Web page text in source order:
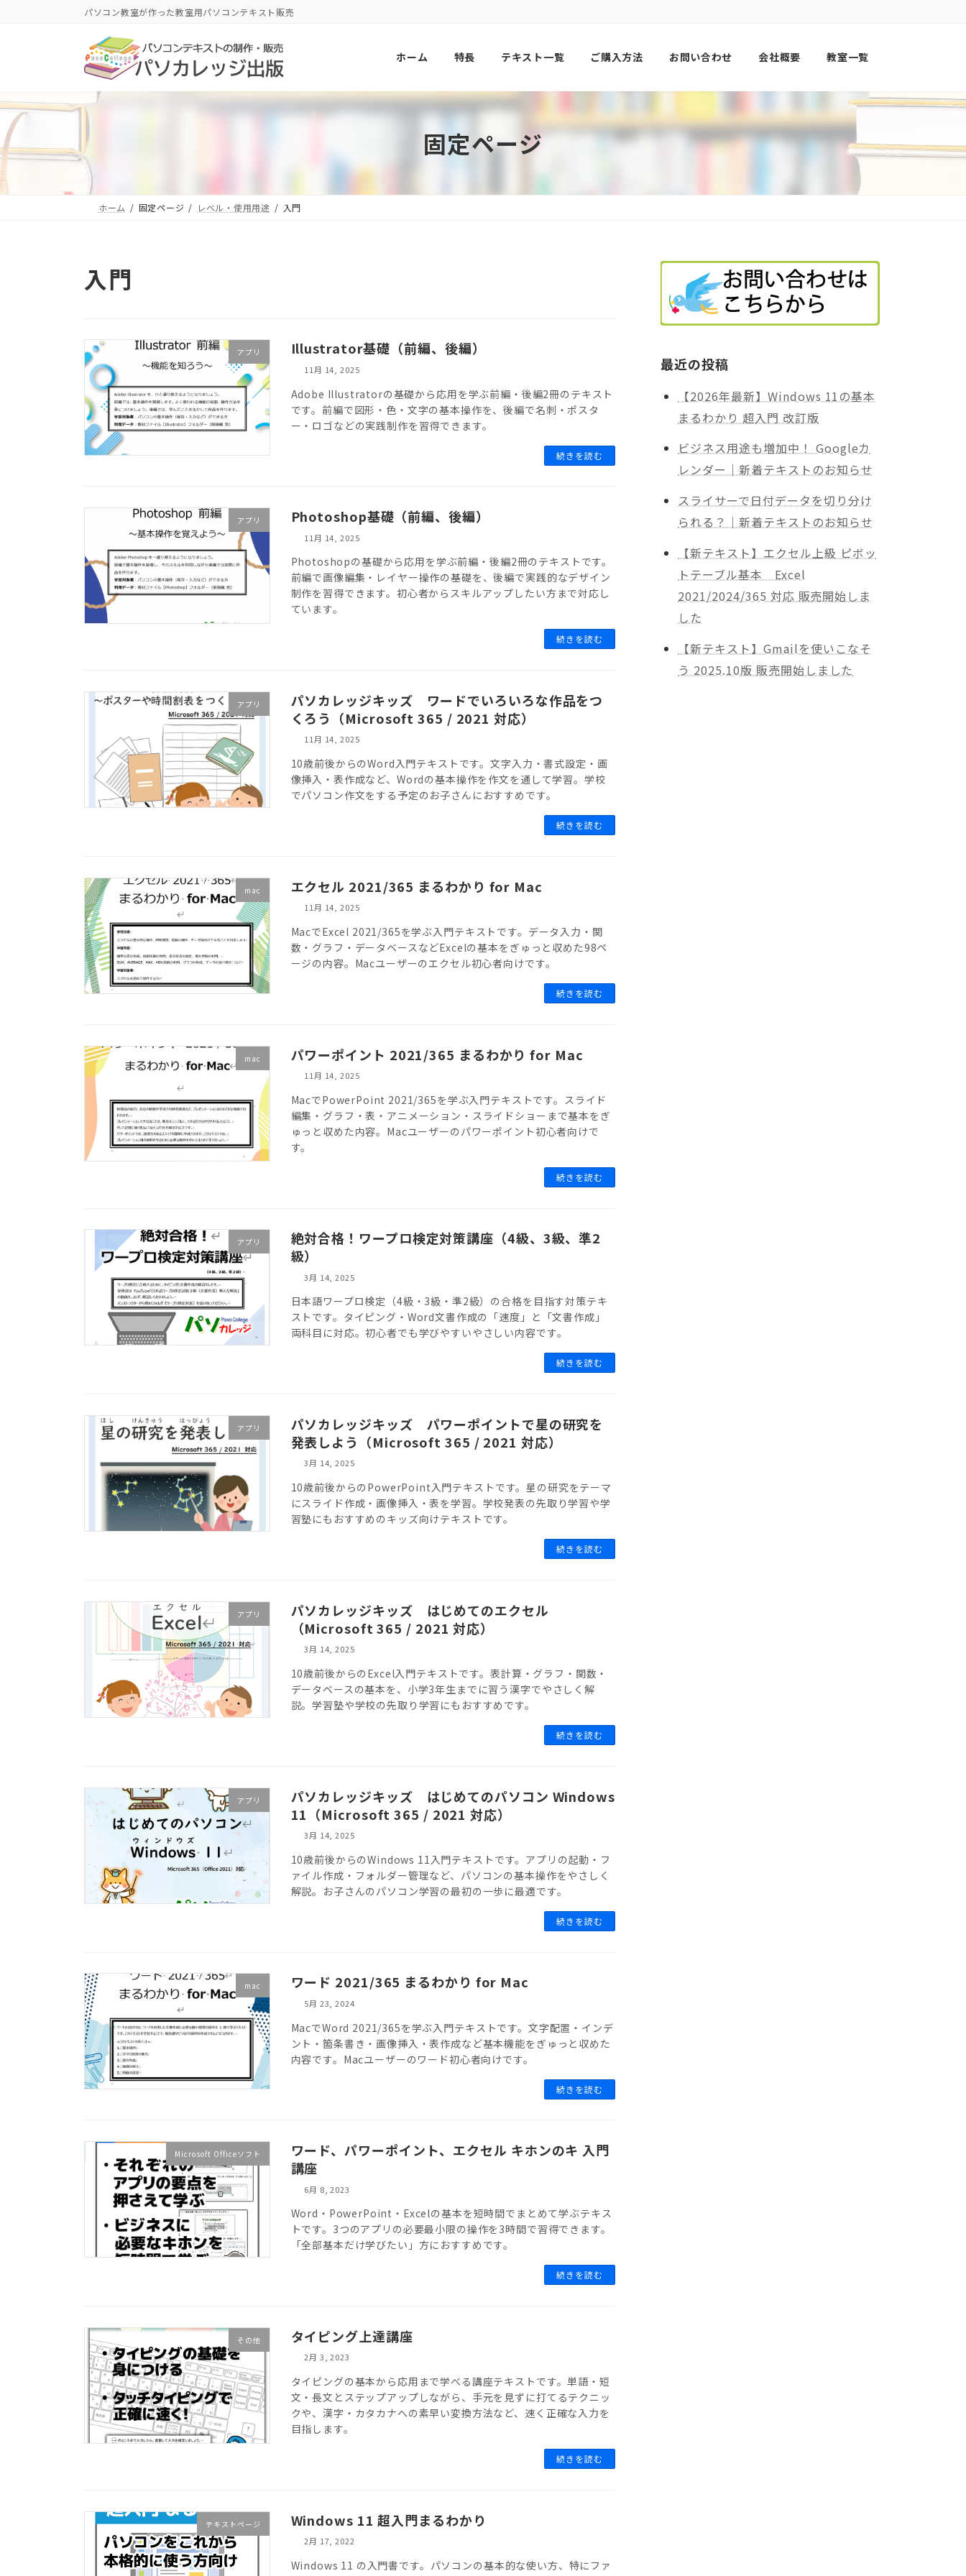
ス
キ
ッ
ン
に
移
パソコン教室が作った教室用パソコンテキスト販売
ホーム 特長 テキスト一覧 ご購入方法 お問い合わせ 会社概要 教室一覧
固定ページ
ホーム 固定ページ レベル・使用用途 入門
入門
アプリ Illustrator基礎（前編、後編）
11月 14, 2025
Adobe Illustratorの基礎から応用を学ぶ前編・後編2冊のテキスト
です。前編で図形・色・文字の基本操作を、後編で名刺・ポスタ
ー・ロゴなどの実践制作を習得できます。
続きを読む
アプリ Photoshop基礎（前編、後編）
11月 14, 2025
Photoshopの基礎から応用を学ぶ前編・後編2冊のテキストです。
前編で画像編集・レイヤー操作の基礎を、後編で実践的なデザイン
制作を習得できます。初心者からスキルアップしたい方まで対応し
ています。
続きを読む
アプリ
パソカレッジキッズ ワードでいろいろな作品をつ
くろう（Microsoft 365 / 2021 対応）
11月 14, 2025
10歳前後からのWord入門テキストです。文字入力・書式設定・画
像挿入・表作成など、Wordの基本操作を作文を通して学習。学校
でパソコン作文をする予定のお子さんにおすすめです。
続きを読む
mac エクセル 2021/365 まるわかり for Mac
11月 14, 2025
MacでExcel 2021/365を学ぶ入門テキストです。データ入力・関
数・グラフ・データベースなどExcelの基本をぎゅっと収めた98ペ
ージの内容。Macユーザーのエクセル初心者向けです。
続きを読む
mac パワーポイント 2021/365 まるわかり for Mac
11月 14, 2025
MacでPowerPoint 2021/365を学ぶ入門テキストです。スライド
編集・グラフ・表・アニメーション・スライドショーまで基本をぎ
ゅっと収めた内容。Macユーザーのパワーポイント初心者向けで
す。
続きを読む
アプリ
絶対合格！ワープロ検定対策講座（4級、3級、準2
級）
3月 14, 2025
日本語ワープロ検定（4級・3級・準2級）の合格を目指す対策テキ
ストです。タイピング・Word文書作成の「速度」と「文書作成」
両科目に対応。初心者でも学びやすいやさしい内容です。
続きを読む
アプリ
パソカレッジキッズ パワーポイントで星の研究を
発表しよう（Microsoft 365 / 2021 対応）
3月 14, 2025
10歳前後からのPowerPoint入門テキストです。星の研究をテーマ
にスライド作成・画像挿入・表を学習。学校発表の先取り学習や学
習塾にもおすすめのキッズ向けテキストです。
続きを読む
アプリ
パソカレッジキッズ はじめてのエクセル
（Microsoft 365 / 2021 対応）
3月 14, 2025
10歳前後からのExcel入門テキストです。表計算・グラフ・関数・
データベースの基本を、小学3年生までに習う漢字でやさしく解
説。学習塾や学校の先取り学習にもおすすめです。
続きを読む
アプリ
パソカレッジキッズ はじめてのパソコン Windows
11（Microsoft 365 / 2021 対応）
3月 14, 2025
10歳前後からのWindows 11入門テキストです。アプリの起動・フ
ァイル作成・フォルダー管理など、パソコンの基本操作をやさしく
解説。お子さんのパソコン学習の最初の一歩に最適です。
続きを読む
mac ワード 2021/365 まるわかり for Mac
5月 23, 2024
MacでWord 2021/365を学ぶ入門テキストです。文字配置・インデ
ント・箇条書き・画像挿入・表作成など基本機能をぎゅっと収めた
内容です。Macユーザーのワード初心者向けです。
続きを読む
Microsoft Officeソフト
ワード、パワーポイント、エクセル キホンのキ 入門
講座
6月 8, 2023
Word・PowerPoint・Excelの基本を短時間でまとめて学ぶテキス
トです。3つのアプリの必要最小限の操作を3時間で習得できます。
「全部基本だけ学びたい」方におすすめです。
続きを読む
その他 タイピング上達講座
2月 3, 2023
タイピングの基本から応用まで学べる講座テキストです。単語・短
文・長文とステップアップしながら、手元を見ずに打てるテクニッ
クや、漢字・カタカナへの素早い変換方法など、速く正確な入力を
目指します。
続きを読む
テキストページ Windows 11 超入門まるわかり
2月 17, 2022
Windows 11 の入門書です。パソコンの基本的な使い方、特にファ
最近の投稿
【2026年最新】Windows 11の基本
まるわかり 超入門 改訂版
ビジネス用途も増加中！ Googleカ
レンダー｜新着テキストのお知らせ
スライサーで日付データを切り分け
られる？｜新着テキストのお知らせ
【新テキスト】エクセル上級 ピボッ
トテーブル基本 Excel
2021/2024/365 対応 販売開始しま
した
【新テキスト】Gmailを使いこなそ
う 2025.10版 販売開始しました